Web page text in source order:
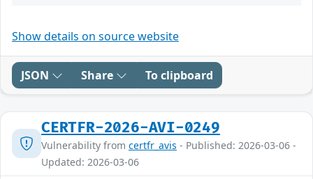
Show details on source website
JSON Share To clipboard
CERTFR-2026-AVI-0249
Vulnerability from certfr_avis - Published: 2026-03-06 -
Updated: 2026-03-06